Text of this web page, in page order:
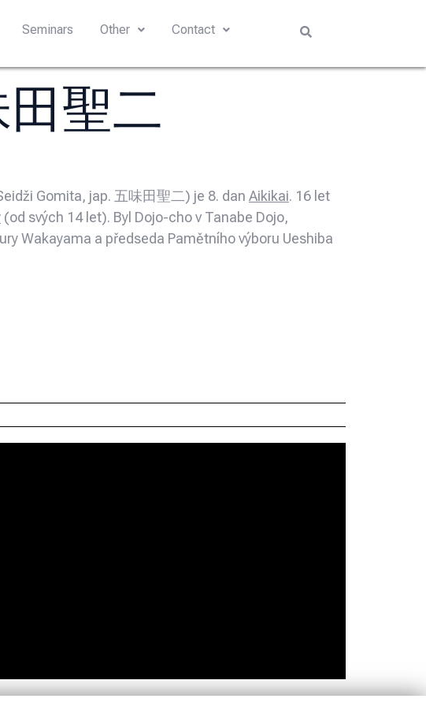
Seminars Other Contact
聖二
Gomita, jap. 五味田聖二) je 8. dan Aikikai. 16 let
(od svých 14 let). Byl Dojo-cho v Tanabe Dojo,
Wakayama a předseda Pamětního výboru Ueshiba